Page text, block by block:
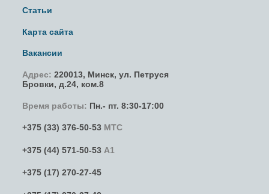
Статьи
Карта сайта
Вакансии
Адрес: 220013, Минск, ул. Петруся
Бровки, д.24, ком.8
Время работы: Пн.- пт. 8:30-17:00
+375 (33) 376-50-53 МТС
+375 (44) 571-50-53 А1
+375 (17) 270-27-45